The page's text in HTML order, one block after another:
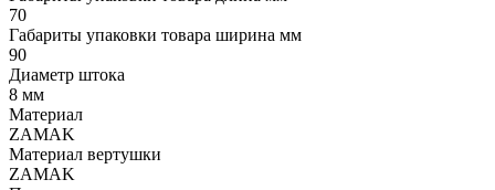
70
Габариты упаковки товара ширина мм
90
Диаметр штока
8 мм
Материал
ZAMAK
Материал вертушки
ZAMAK